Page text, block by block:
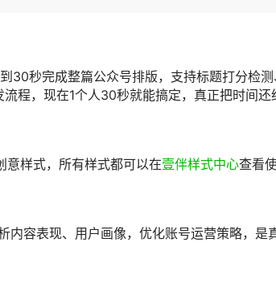
30秒完成整篇公众号排版，支持标题打分检
程，现在1个人30秒就能搞定，真正把时间还
意样式，所有样式都可以在壹伴样式中心查看